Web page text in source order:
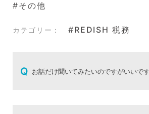
#その他
カテゴリー： #REDISH 税務
Q お話だけ聞いてみたいのですがいいで